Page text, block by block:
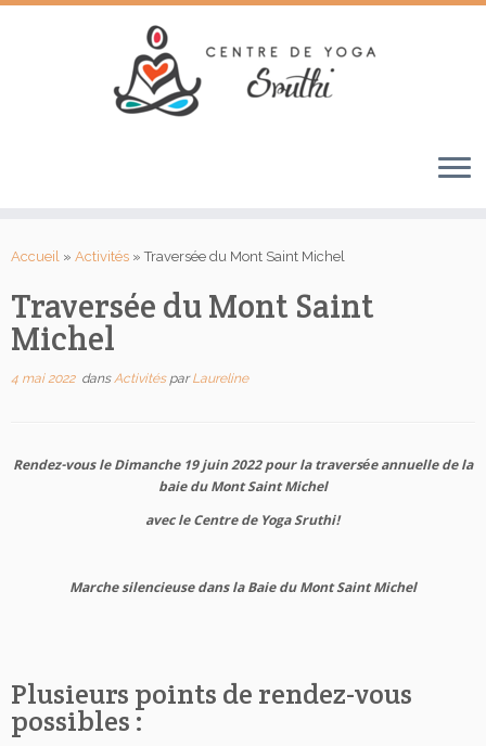
auAccueil » Activités » Traversée du Mont Saint Michel
Traversée du Mont Saint
Michel
4 mai 2022dansActivités parLaureline
Rendez-vous le Dimanche 19 juin 2022 pour la traversée annuelle de la
baie du Mont Saint Michel
avec le Centre de Yoga Sruthi!
Marche silencieuse dans la Baie du Mont Saint Michel
Plusieurs points de rendez-vous
possibles :